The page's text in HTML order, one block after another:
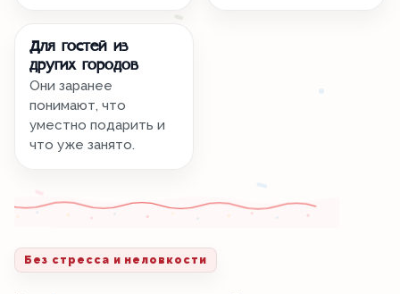
Для гостей из
других городов
Они заранее
понимают, что
уместно подарить и
что уже занято.
Без стресса и неловкости